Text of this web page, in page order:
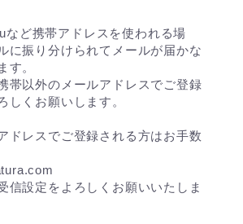
ど携帯アドレスを使われる場
に振り分けられてメールが届かな
す。
帯以外のメールアドレスでご登録
しくお願いします。
ドレスでご登録される方はお手数
信設定をよろしくお願いいたしま